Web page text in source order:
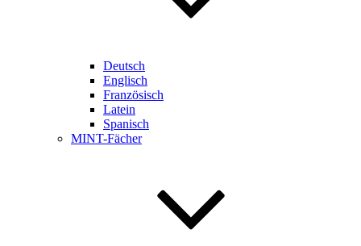
Deutsch
Englisch
Französisch
Latein
Spanisch
MINT-Fächer